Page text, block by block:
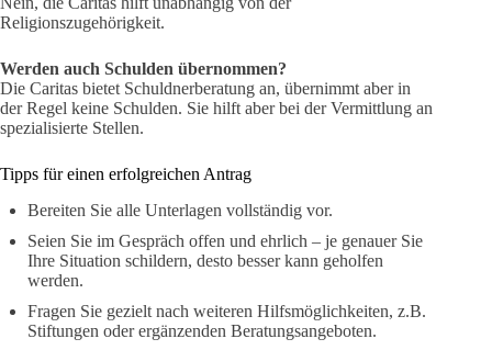
Religionszugehörigkeit.
Werden auch Schulden übernommen?
Die Caritas bietet Schuldnerberatung an, übernimmt aber in
der Regel keine Schulden. Sie hilft aber bei der Vermittlung an
spezialisierte Stellen.
Tipps für einen erfolgreichen Antrag
Bereiten Sie alle Unterlagen vollständig vor.
Seien Sie im Gespräch offen und ehrlich – je genauer Sie
Ihre Situation schildern, desto besser kann geholfen
werden.
Fragen Sie gezielt nach weiteren Hilfsmöglichkeiten, z.B.
Stiftungen oder ergänzenden Beratungsangeboten.